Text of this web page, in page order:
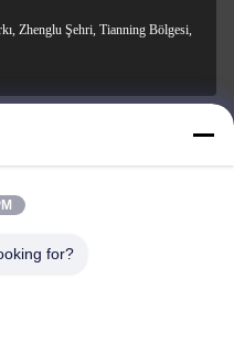
Zhenglu Şehri, Tianning Bölgesi,
for?